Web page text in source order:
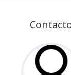
Contacto